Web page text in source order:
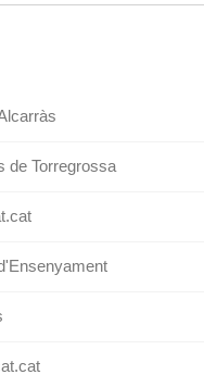
de Torregrossa